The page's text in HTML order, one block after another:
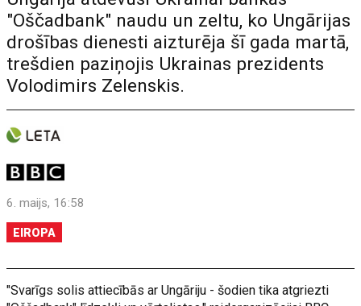
"Oščadbank" naudu un zeltu, ko Ungārijas
drošības dienesti aizturēja šī gada martā,
trešdien paziņojis Ukrainas prezidents
Volodimirs Zelenskis.
6. maijs, 16:58
EIROPA
"Svarīgs solis attiecībās ar Ungāriju - šodien tika atgriezti